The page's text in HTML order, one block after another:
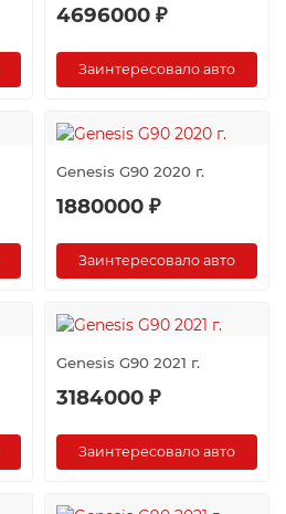
4696000 ₽
Заинтересовало авто
Genesis G90 2020 г.
1880000 ₽
Заинтересовало авто
Genesis G90 2021 г.
3184000 ₽
Заинтересовало авто